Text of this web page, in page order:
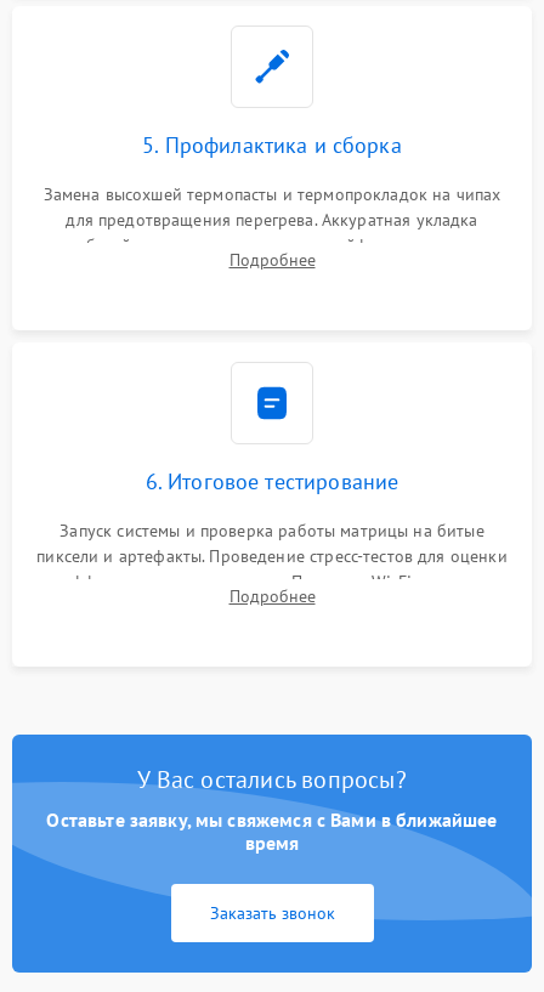
5. Профилактика и сборка
Замена высохшей термопасты и термопрокладок на чипах
для предотвращения перегрева. Аккуратная укладка
кабелей, подключение хрупких шлейфов матрицы и
надежная фиксация всех элементов внутри корпуса
Подробнее
6. Итоговое тестирование
Запуск системы и проверка работы матрицы на битые
пиксели и артефакты. Проведение стресс-тестов для оценки
эффективности охлаждения. Проверка Wi-Fi, камеры,
микрофона и всех портов перед выдачей устройства.
Подробнее
У Вас остались вопросы?
Оставьте заявку, мы свяжемся с Вами в ближайшее
время
Заказать звонок